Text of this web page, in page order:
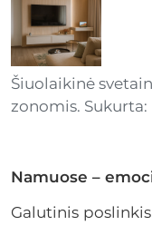
Šiuolaikinė
zonomis.
Namuose –
Galutinis